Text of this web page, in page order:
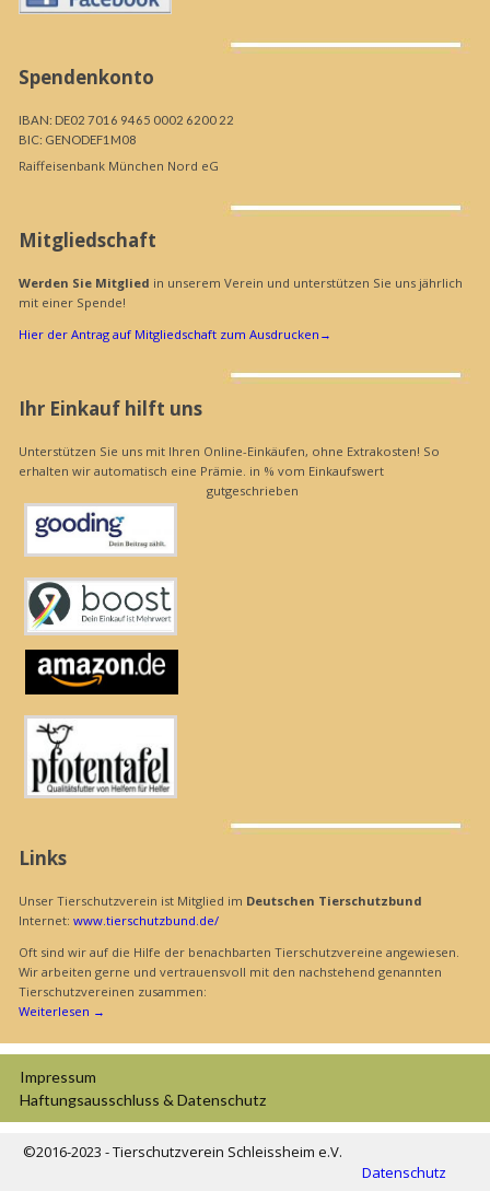
Spendenkonto
IBAN: DE02 7016 9465 0002 6200 22
BIC: GENODEF1M08
Raiffeisenbank München Nord eG
Mitgliedschaft
Werden Sie Mitglied in unserem Verein und unterstützen Sie uns jährlich
mit einer Spende!
Hier der Antrag auf Mitgliedschaft zum Ausdrucken →
Ihr Einkauf hilft uns
Unterstützen Sie uns mit Ihren Online-Einkäufen, ohne Extrakosten! So
erhalten wir automatisch eine Prämie. in % vom Einkaufswert
gutgeschrieben
Links
Unser Tierschutzverein ist Mitglied im Deutschen Tierschutzbund
Internet: www.tierschutzbund.de/
Oft sind wir auf die Hilfe der benachbarten Tierschutzvereine angewiesen.
Wir arbeiten gerne und vertrauensvoll mit den nachstehend genannten
Tierschutzvereinen zusammen:
Weiterlesen →
Impressum
Haftungs­ausschluss & Datenschutz
©2016-2023 - Tierschutzverein Schleissheim e.V.
Datenschutz